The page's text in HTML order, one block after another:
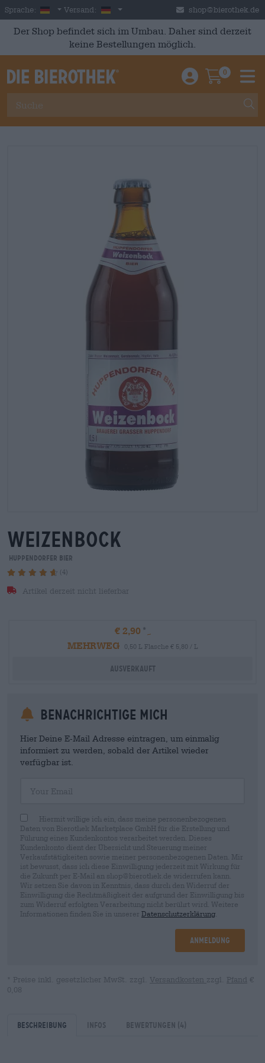
Skip to main content
Sprache: German
Versand: Deutschland shop@bierothek.de
Der Shop befindet sich im Umbau. Daher sind derzeit
keine Bestellungen möglich.
Einloggen /
0
weizenbock
Huppendorfer Bier
(4)
Artikel derzeit nicht lieferbar
€ 2,90
MEHRWEG
0,50 L Flasche € 5,80 / L
Ausverkauft
Benachrichtige mich
Hier Deine E-Mail Adresse eintragen, um einmalig
informiert zu werden, sobald der Artikel wieder
verfügbar ist.
Hiermit willige ich ein, dass meine personenbezogenen
Daten von Bierothek Marketplace GmbH für die Erstellung und
Führung eines Kundenkontos verarbeitet werden. Dieses
Kundenkonto dient der Übersicht und Steuerung meiner
Verkaufstätigkeiten sowie meiner personenbezogenen Daten. Mir
ist bewusst, dass ich diese Einwilligung jederzeit mit Wirkung für
die Zukunft per E-Mail an shop@bierothek.de widerrufen kann.
Wir setzen Sie davon in Kenntnis, dass durch den Widerruf der
Einwilligung die Rechtmäßigkeit der aufgrund der Einwilligung bis
zum Widerruf erfolgten Verarbeitung nicht berührt wird. Weitere
Informationen finden Sie in unserer Datenschutzerklärung
Anmeldung
* Preise inkl. gesetzlicher MwSt. zzgl. Versandkosten zzgl. Pfand €
0,08
Beschreibung Infos Bewertungen (4)